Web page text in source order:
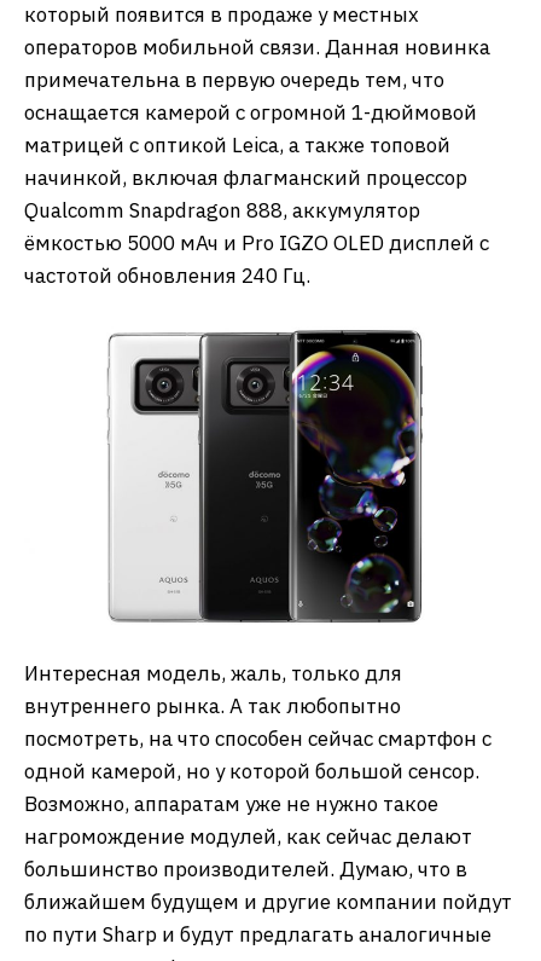
который появится в продаже у местных
операторов мобильной связи. Данная новинка
примечательна в первую очередь тем, что
оснащается камерой с огромной 1-дюймовой
матрицей с оптикой Leica, а также топовой
начинкой, включая флагманский процессор
Qualcomm Snapdragon 888, аккумулятор
ёмкостью 5000 мАч и Pro IGZO OLED дисплей с
частотой обновления 240 Гц.
Интересная модель, жаль, только для
внутреннего рынка. А так любопытно
посмотреть, на что способен сейчас смартфон с
одной камерой, но у которой большой сенсор.
Возможно, аппаратам уже не нужно такое
нагромождение модулей, как сейчас делают
большинство производителей. Думаю, что в
ближайшем будущем и другие компании пойдут
по пути Sharp и будут предлагать аналогичные